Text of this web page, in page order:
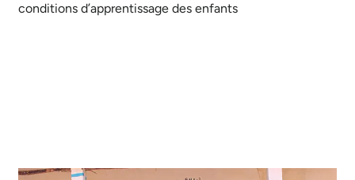
conditions d’apprentissage des enfants